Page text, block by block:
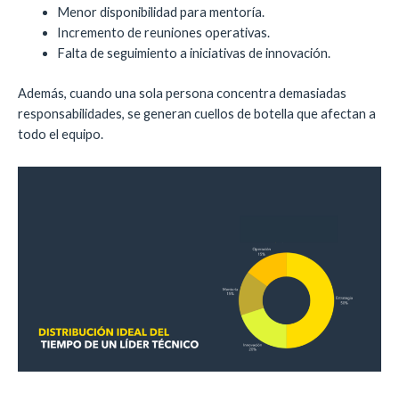
Menor disponibilidad para mentoría.
Incremento de reuniones operativas.
Falta de seguimiento a iniciativas de innovación.
Además, cuando una sola persona concentra demasiadas
responsabilidades, se generan cuellos de botella que afectan a
todo el equipo.